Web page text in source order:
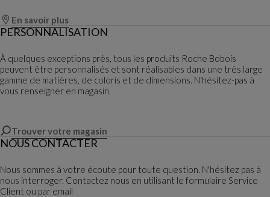
En savoir plus
PERSONNALISATION
À quelques exceptions près, tous les produits Roche Bobois
peuvent être personnalisés et sont réalisables dans une très large
gamme de matières, de coloris et de dimensions. N'hésitez-pas à
vous renseigner en magasin.
Trouver votre magasin
NOUS CONTACTER
Nous sommes à votre écoute pour toute question. N'hésitez pas à
nous interroger. Contactez nous en utilisant le formulaire Service
Client ou par email